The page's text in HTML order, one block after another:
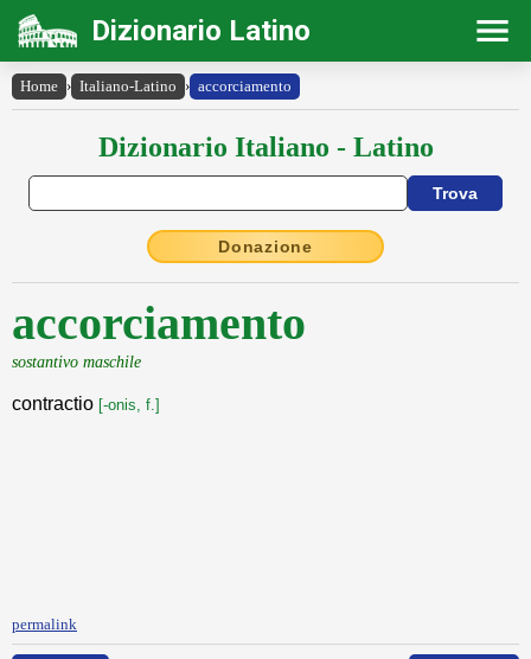
Dizionario Latino
Home › Italiano-Latino › accorciamento
Dizionario Italiano - Latino
Donazione
accorciamento
sostantivo maschile
contractio [-onis, f.]
permalink